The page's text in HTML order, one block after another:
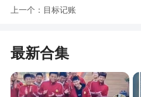
上一个： 目标记账
最新合集